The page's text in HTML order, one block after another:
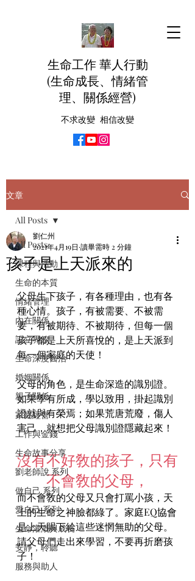
生命工作 華人行動
(生命成長、情緒管
理、關係經營)
不求改變 相信改變
文章
All Posts
課程與活動
生命的本質
情緒管理
內在關係
設立界線
生命深度醫治
婚姻關係
親子關係
家庭經營
工作與金錢
生命故事分享
劉老師說 系列
做自己 系列
愛自己 系列
生命灌溉與成長
安靜，聆聽
服務與助人
All Posts
孩子是上天派來的
劉仁州
2021年4月19日 讀畢需時 2 分鐘
父母生下孩子，有各種理由，也有各
種心情。孩子，有被需要、不被需
要，有被期待、不被期待，但每一個
孩子都是上天所喜悅的，是上天派到
每一個家庭的天使！
父母的角色，是生命深造的識別證。
如果學有所成，學以致用，掛起識別
證就與有榮焉；如果荒唐荒廢，傷人
害己，就想把父母識別證隱藏起來！
沒有不好敎的孩子，只有
不會敎的父母，
而不會敎的父母又只會打罵小孩，天
上的生命之神臉都綠了。家庭EQ協會
是上天賜下給這些迷惘無助的父母。
請父母們走出來學習，不要再折磨孩
子！